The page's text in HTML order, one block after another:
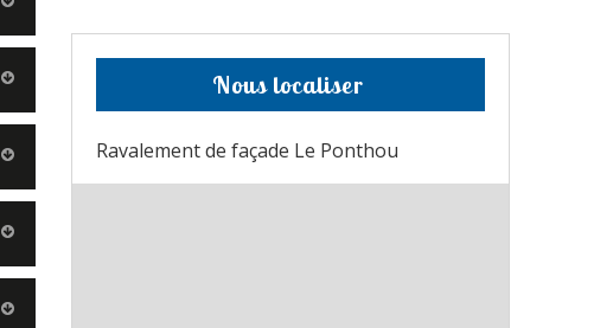
Nous localiser
Ravalement de façade Le Ponthou